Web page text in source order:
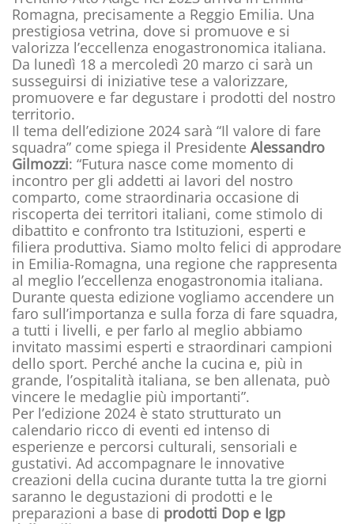
Romagna, precisamente a Reggio Emilia. Una
prestigiosa vetrina, dove si promuove e si
valorizza l’eccellenza enogastronomica italiana.
Da lunedì 18 a mercoledì 20 marzo ci sarà un
susseguirsi di iniziative tese a valorizzare,
promuovere e far degustare i prodotti del nostro
territorio.
Il tema dell’edizione 2024 sarà “Il valore di fare
squadra” come spiega il Presidente Alessandro
Gilmozzi: “Futura nasce come momento di
incontro per gli addetti ai lavori del nostro
comparto, come straordinaria occasione di
riscoperta dei territori italiani, come stimolo di
dibattito e confronto tra Istituzioni, esperti e
filiera produttiva. Siamo molto felici di approdare
in Emilia-Romagna, una regione che rappresenta
al meglio l’eccellenza enogastronomia italiana.
Durante questa edizione vogliamo accendere un
faro sull’importanza e sulla forza di fare squadra,
a tutti i livelli, e per farlo al meglio abbiamo
invitato massimi esperti e straordinari campioni
dello sport. Perché anche la cucina e, più in
grande, l’ospitalità italiana, se ben allenata, può
vincere le medaglie più importanti”.
Per l’edizione 2024 è stato strutturato un
calendario ricco di eventi ed intenso di
esperienze e percorsi culturali, sensoriali e
gustativi. Ad accompagnare le innovative
creazioni della cucina durante tutta la tre giorni
saranno le degustazioni di prodotti e le
preparazioni a base di prodotti Dop e Igp